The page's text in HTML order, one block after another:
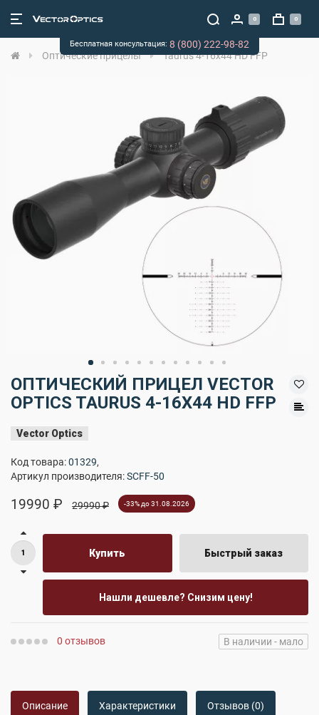
0 0
Оптические прицелы Taurus 4-16x44 HD FFP
ОПТИЧЕСКИЙ ПРИЦЕЛ VECTOR
OPTICS TAURUS 4-16X44 HD FFP
Vector Optics
Код товара:01329,
Артикул производителя:SCFF-50
19990 ₽ 29990 ₽ -33% до 31.08.2026
Купить Быстрый заказ
Нашли дешевле? Снизим цену!
0 отзывов В наличии - мало
Описание Характеристики Отзывов (0)
Бесплатная консультация: 8 (800) 222-98-82